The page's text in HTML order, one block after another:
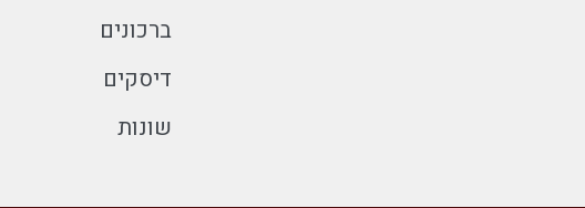
ברכונים
דיסקים
שונות